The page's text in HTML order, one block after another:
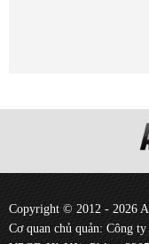
Copyright © 2012 - 2026
Cơ quan chủ quản: Công